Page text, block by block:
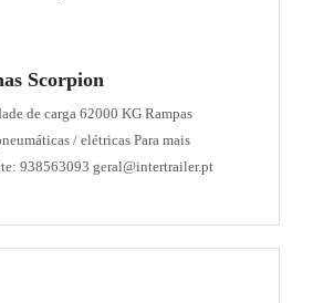
Scorpion
de carga 62000 KG Rampas
/ elétricas Para mais
938563093 geral@intertrailer.pt